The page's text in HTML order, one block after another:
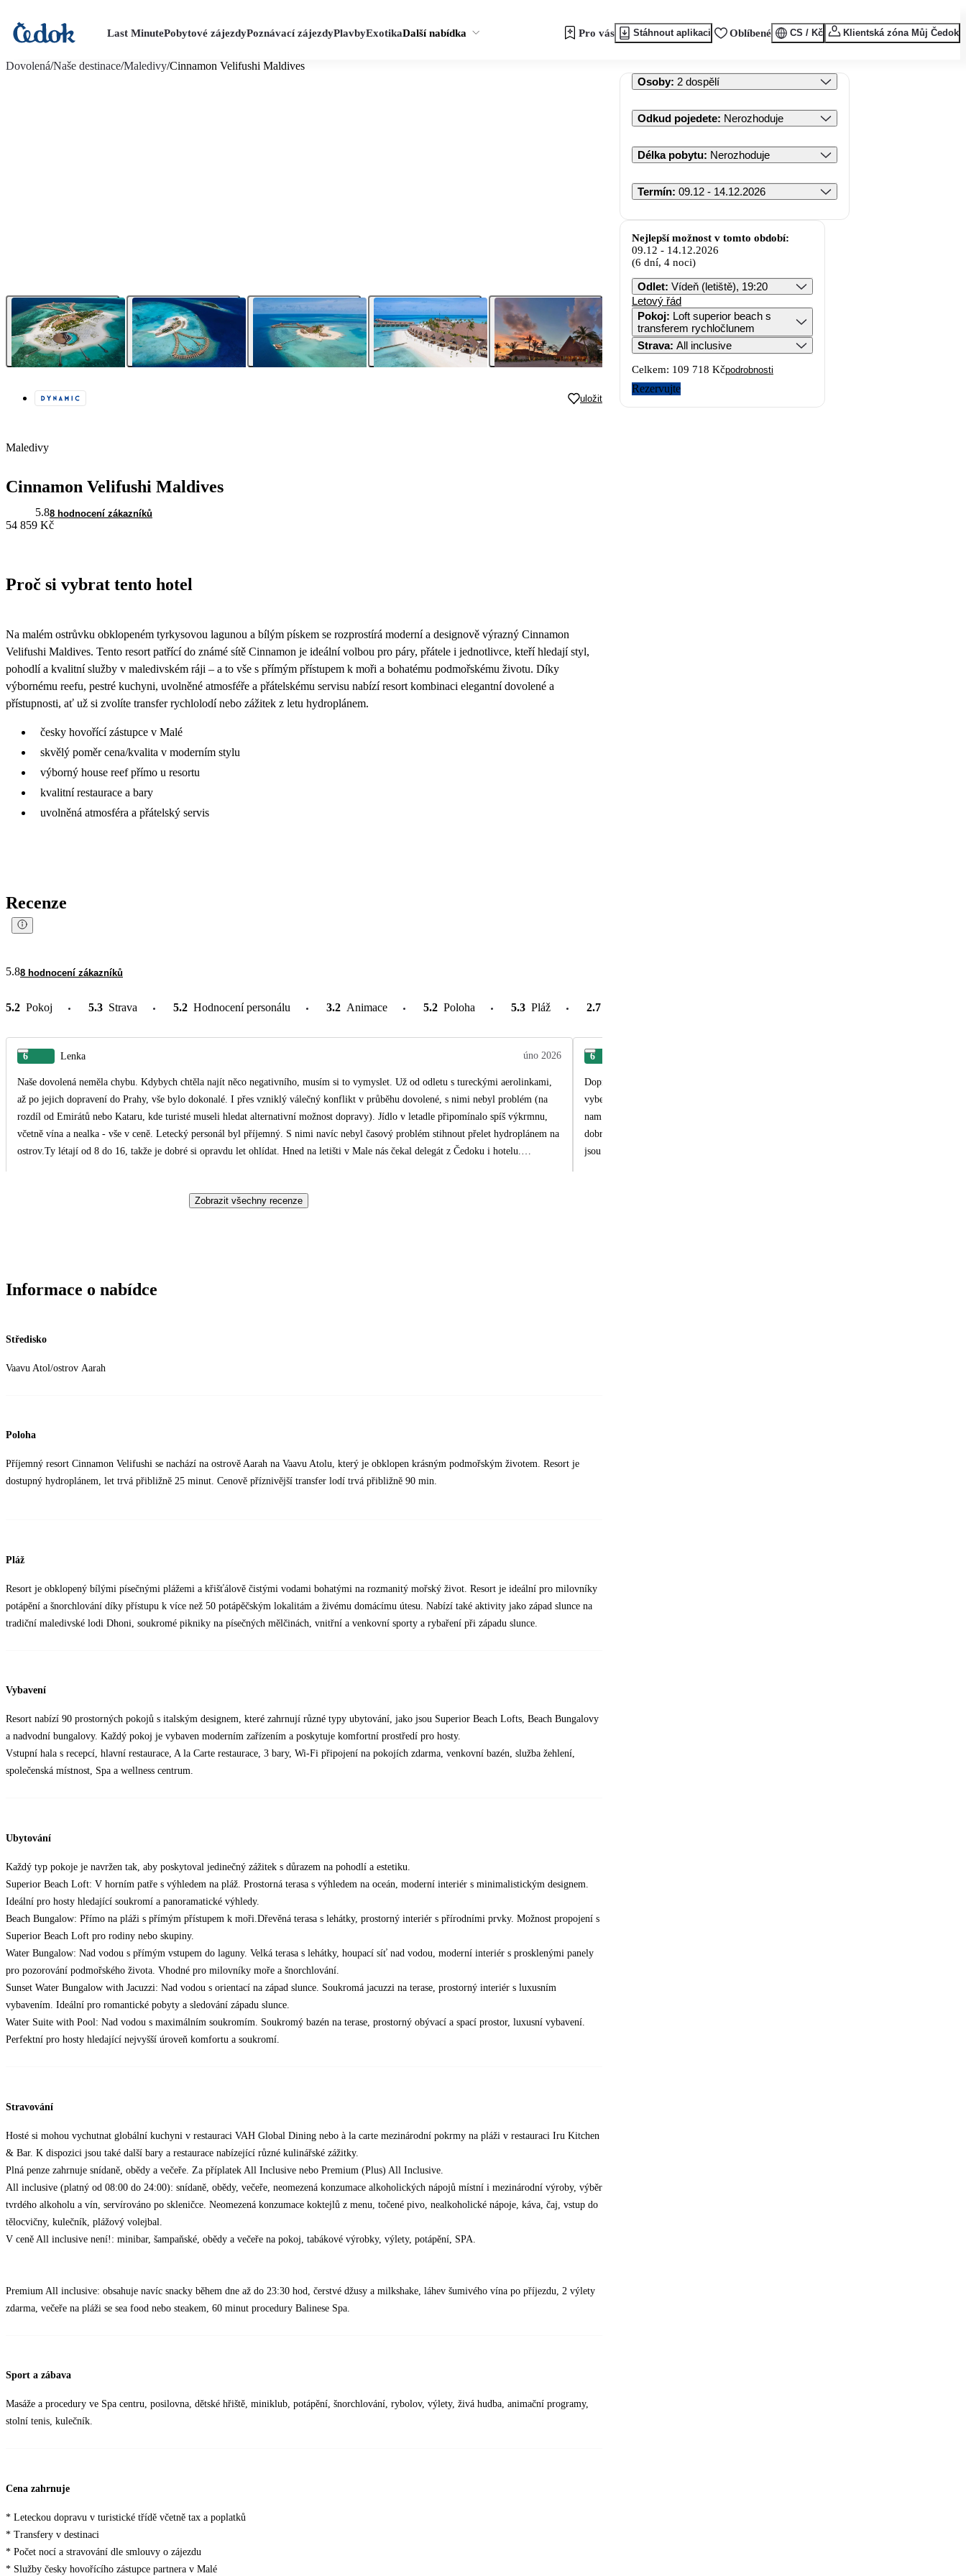
Last MinutePobytové zájezdyPoznávací zájezdyPlavbyExotikaDalší nabídka Pro vás Stáhnout aplikaci Oblíbené CS / Kč Klientská zóna Můj Čedok
Dovolená/Naše destinace/Maledivy/Cinnamon Velifushi Maldives
uložit
Maledivy
Cinnamon Velifushi Maldives
5.88 hodnocení zákazníků
54 859 Kč
Proč si vybrat tento hotel
Na malém ostrůvku obklopeném tyrkysovou lagunou a bílým pískem se rozprostírá moderní a designově výrazný Cinnamon
Velifushi Maldives. Tento resort patřící do známé sítě Cinnamon je ideální volbou pro páry, přátele i jednotlivce, kteří hledají styl,
pohodlí a kvalitní služby v maledivském ráji – a to vše s přímým přístupem k moři a bohatému podmořskému životu. Díky
výbornému reefu, pestré kuchyni, uvolněné atmosféře a přátelskému servisu nabízí resort kombinaci elegantní dovolené a
přístupnosti, ať už si zvolíte transfer rychlolodí nebo zážitek z letu hydroplánem.
česky hovořící zástupce v Malé
skvělý poměr cena/kvalita v moderním stylu
výborný house reef přímo u resortu
kvalitní restaurace a bary
uvolněná atmosféra a přátelský servis
Recenze
5.88 hodnocení zákazníků
5.2 Pokoj 5.3 Strava 5.2 Hodnocení personálu 3.2 Animace 5.2 Poloha 5.3 Pláž 2.7
6 Lenka úno 2026
Naše dovolená neměla chybu. Kdybych chtěla najít něco negativního, musím si to vymyslet. Už od odletu s tureckými aerolinkami,
až po jejich dopravení do Prahy, vše bylo dokonalé. I přes vzniklý válečný konflikt v průběhu dovolené, s nimi nebyl problém (na
rozdíl od Emirátů nebo Kataru, kde turisté museli hledat alternativní možnost dopravy). Jídlo v letadle připomínalo spíš výkrmnu,
včetně vína a nealka - vše v ceně. Letecký personál byl příjemný. S nimi navíc nebyl časový problém stihnout přelet hydroplánem na
ostrov.Ty létají od 8 do 16, takže je dobré si opravdu let ohlídat. Hned na letišti v Male nás čekal delegát z Čedoku i hotelu.
opravu menší, ale na Maledivy nikdo neletí za poznávací turistikou. Hned z terasy můžete jít šnorchlovat, je tam spoustu rybek,
v bungalovu i vlastní malou vinotéku, ale tu jsme nezvládli ani vyzkoušet. Personál v místě byl super a číšníci v restauraci a barech
Dopoledne třeba bylo vaření thajských pokrmů nebo čajový obřad, večer živá hudba, taneční vystoupení apod.. Bazén je čistý se
6
Dopravce Neos mel vzdy oproti Lotu nepohodlne sedacky v business class, ale jak se
vyberu jidla, neochota, s zadosti o vodu behem 9 h. letu jen obtezujete a sami nenabizi…
nam libil. Byli jsme jinde v drazsi petihvezde, ale tohle bylo lepsi. Meli jsme vodni vilu, voda u vilky je i po
dobre plavat. Pod vilou neni zadny silny proud a je to jen par metru od reefu, kde je bohaty
jsou krasne piskove plaze, krasne na foceni. Villy nejsou nejnovejsi, ale moc pekne. Na
Zobrazit všechny recenze
Informace o nabídce
Středisko
Vaavu Atol/ostrov Aarah
Poloha
Příjemný resort Cinnamon Velifushi se nachází na ostrově Aarah na Vaavu Atolu, který je obklopen krásným podmořským životem. Resort je
dostupný hydroplánem, let trvá přibližně 25 minut. Cenově příznivější transfer lodí trvá přibližně 90 min.
Pláž
Resort je obklopený bílými písečnými plážemi a křišťálově čistými vodami bohatými na rozmanitý mořský život. Resort je ideální pro milovníky
potápění a šnorchlování díky přístupu k více než 50 potápěčským lokalitám a živému domácímu útesu. Nabízí také aktivity jako západ slunce na
tradiční maledivské lodi Dhoni, soukromé pikniky na písečných mělčinách, vnitřní a venkovní sporty a rybaření při západu slunce.
Vybavení
Resort nabízí 90 prostorných pokojů s italským designem, které zahrnují různé typy ubytování, jako jsou Superior Beach Lofts, Beach Bungalovy
a nadvodní bungalovy. Každý pokoj je vybaven moderním zařízením a poskytuje komfortní prostředí pro hosty.
Vstupní hala s recepcí, hlavní restaurace, A la Carte restaurace, 3 bary, Wi-Fi připojení na pokojích zdarma, venkovní bazén, služba žehlení,
společenská místnost, Spa a wellness centrum.
Ubytování
Každý typ pokoje je navržen tak, aby poskytoval jedinečný zážitek s důrazem na pohodlí a estetiku.
Superior Beach Loft: V horním patře s výhledem na pláž. Prostorná terasa s výhledem na oceán, moderní interiér s minimalistickým designem.
Ideální pro hosty hledající soukromí a panoramatické výhledy.
Beach Bungalow: Přímo na pláži s přímým přístupem k moři.Dřevěná terasa s lehátky, prostorný interiér s přírodními prvky. Možnost propojení s
Superior Beach Loft pro rodiny nebo skupiny.
Water Bungalow: Nad vodou s přímým vstupem do laguny. Velká terasa s lehátky, houpací síť nad vodou, moderní interiér s prosklenými panely
pro pozorování podmořského života. Vhodné pro milovníky moře a šnorchlování.
Sunset Water Bungalow with Jacuzzi: Nad vodou s orientací na západ slunce. Soukromá jacuzzi na terase, prostorný interiér s luxusním
vybavením. Ideální pro romantické pobyty a sledování západu slunce.
Water Suite with Pool: Nad vodou s maximálním soukromím. Soukromý bazén na terase, prostorný obývací a spací prostor, luxusní vybavení.
Perfektní pro hosty hledající nejvyšší úroveň komfortu a soukromí.
Stravování
Hosté si mohou vychutnat globální kuchyni v restauraci VAH Global Dining nebo à la carte mezinárodní pokrmy na pláži v restauraci Iru Kitchen
& Bar. K dispozici jsou také další bary a restaurace nabízející různé kulinářské zážitky.
Plná penze zahrnuje snídaně, obědy a večeře. Za příplatek All Inclusive nebo Premium (Plus) All Inclusive.
All inclusive (platný od 08:00 do 24:00): snídaně, obědy, večeře, neomezená konzumace alkoholických nápojů místní i mezinárodní výroby, výběr
tvrdého alkoholu a vín, servírováno po skleničce. Neomezená konzumace koktejlů z menu, točené pivo, nealkoholické nápoje, káva, čaj, vstup do
tělocvičny, kulečník, plážový volejbal.
V ceně All inclusive není!: minibar, šampaňské, obědy a večeře na pokoj, tabákové výrobky, výlety, potápění, SPA.
Premium All inclusive: obsahuje navíc snacky během dne až do 23:30 hod, čerstvé džusy a milkshake, láhev šumivého vína po příjezdu, 2 výlety
zdarma, večeře na pláži se sea food nebo steakem, 60 minut procedury Balinese Spa.
Sport a zábava
Masáže a procedury ve Spa centru, posilovna, dětské hřiště, miniklub, potápění, šnorchlování, rybolov, výlety, živá hudba, animační programy,
stolní tenis, kulečník.
Cena zahrnuje
* Leteckou dopravu v turistické třídě včetně tax a poplatků
* Transfery v destinaci
* Počet nocí a stravování dle smlouvy o zájezdu
* Služby česky hovořícího zástupce partnera v Malé
Osoby: 2 dospělí
Odkud pojedete: Nerozhoduje
Délka pobytu: Nerozhoduje
Termín: 09.12 - 14.12.2026
Nejlepší možnost v tomto období:
09.12 - 14.12.2026
(6 dní, 4 noci)
Odlet: Vídeň (letiště), 19:20
Letový řád
Pokoj: Loft superior beach s
transferem rychločlunem
Strava: All inclusive
Celkem: 109 718 Kčpodrobnosti
Rezervujte